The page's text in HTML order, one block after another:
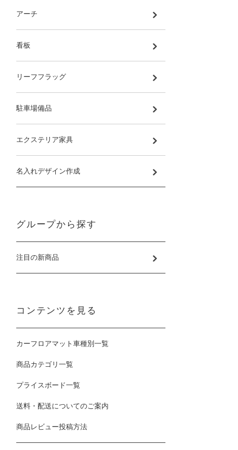
アーチ
看板
リーフフラッグ
駐車場備品
エクステリア家具
名入れデザイン作成
グループから探す
注目の新商品
コンテンツを見る
カーフロアマット車種別一覧
商品カテゴリ一覧
プライスボード一覧
送料・配送についてのご案内
商品レビュー投稿方法